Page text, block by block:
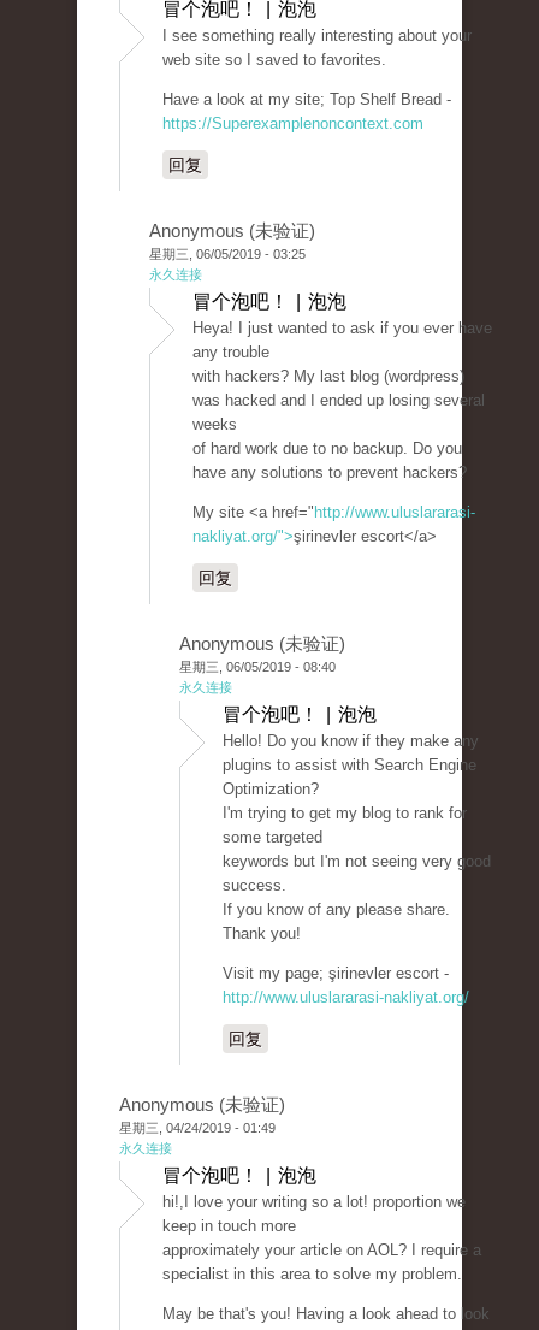
冒个泡吧！ | 泡泡
I see something really interesting about your
web site so I saved to favorites.
Have a look at my site; Top Shelf Bread -
https://Superexamplenoncontext.com
回复
Anonymous (未验证)
星期三, 06/05/2019 - 03:25
永久连接
冒个泡吧！ | 泡泡
Heya! I just wanted to ask if you ever have
any trouble
with hackers? My last blog (wordpress)
was hacked and I ended up losing several
weeks
of hard work due to no backup. Do you
have any solutions to prevent hackers?
My site <a href=" http://www.uluslararasi-
nakliyat.org/">şirinevler escort</a>
回复
Anonymous (未验证)
星期三, 06/05/2019 - 08:40
永久连接
冒个泡吧！ | 泡泡
Hello! Do you know if they make any
plugins to assist with Search Engine
Optimization?
I'm trying to get my blog to rank for
some targeted
keywords but I'm not seeing very good
success.
If you know of any please share.
Thank you!
Visit my page; şirinevler escort -
http://www.uluslararasi-nakliyat.org/
回复
Anonymous (未验证)
星期三, 04/24/2019 - 01:49
永久连接
冒个泡吧！ | 泡泡
hi!,I love your writing so a lot! proportion we
keep in touch more
approximately your article on AOL? I require a
specialist in this area to solve my problem.
May be that's you! Having a look ahead to look